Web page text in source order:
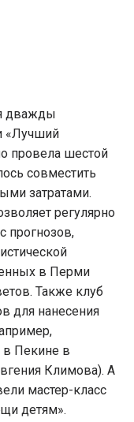
дважды
«Лучший
провела шестой
совместить
затратами.
регулярно
прогнозов,
в Перми
Также клуб
для нанесения
в Пекине в
Климова). А
мастер-класс
детям».